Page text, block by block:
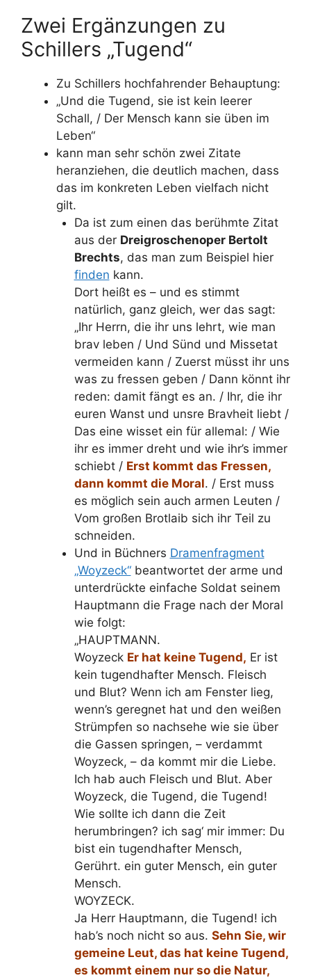
Zwei Ergänzungen zu
Schillers „Tugend“
Zu Schillers hochfahrender Behauptung:
„Und die Tugend, sie ist kein leerer
Schall, / Der Mensch kann sie üben im
Leben“
kann man sehr schön zwei Zitate
heranziehen, die deutlich machen, dass
das im konkreten Leben vielfach nicht
gilt.
Da ist zum einen das berühmte Zitat
aus der Dreigroschenoper Bertolt
Brechts, das man zum Beispiel hier
finden kann.
Dort heißt es – und es stimmt
natürlich, ganz gleich, wer das sagt:
„Ihr Herrn, die ihr uns lehrt, wie man
brav leben / Und Sünd und Missetat
vermeiden kann / Zuerst müsst ihr uns
was zu fressen geben / Dann könnt ihr
reden: damit fängt es an. / Ihr, die ihr
euren Wanst und unsre Bravheit liebt /
Das eine wisset ein für allemal: / Wie
ihr es immer dreht und wie ihr’s immer
schiebt / Erst kommt das Fressen,
dann kommt die Moral. / Erst muss
es möglich sein auch armen Leuten /
Vom großen Brotlaib sich ihr Teil zu
schneiden.
Und in Büchners Dramenfragment
„Woyzeck“beantwortet der arme und
unterdrückte einfache Soldat seinem
Hauptmann die Frage nach der Moral
wie folgt:
„HAUPTMANN.
Woyzeck Er hat keine Tugend, Er ist
kein tugendhafter Mensch. Fleisch
und Blut? Wenn ich am Fenster lieg,
wenn’s geregnet hat und den weißen
Strümpfen so nachsehe wie sie über
die Gassen springen, – verdammt
Woyzeck, – da kommt mir die Liebe.
Ich hab auch Fleisch und Blut. Aber
Woyzeck, die Tugend, die Tugend!
Wie sollte ich dann die Zeit
herumbringen? ich sag‘ mir immer: Du
bist ein tugendhafter Mensch,
Gerührt. ein guter Mensch, ein guter
Mensch.
WOYZECK.
Ja Herr Hauptmann, die Tugend! ich
hab’s noch nicht so aus. Sehn Sie, wir
gemeine Leut, das hat keine Tugend,
es kommt einem nur so die Natur,